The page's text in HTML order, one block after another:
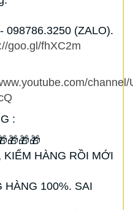
098786.3250 (ZALO).
goo.gl/fhXC2m
channel/
:
HÀNG RỒI MỚI
HÀNG 100%. SAI